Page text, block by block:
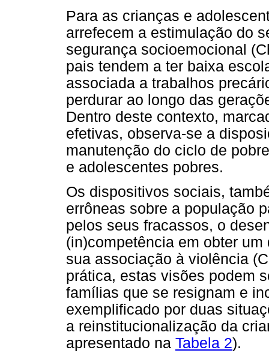
Para as crianças e
arrefecem a estimulação do
segurança socioemocional
pais tendem a ter baixa
associada a trabalhos
perdurar ao longo das
Dentro deste contexto,
efetivas, observa-se a
manutenção do ciclo de
e adolescentes pobres.
Os dispositivos sociais,
errôneas sobre a população
pelos seus fracassos, o
(in)competência em obter
sua associação à violência
prática, estas visões podem
famílias que se resignam e
exemplificado por duas
a reinstitucionalização da
apresentado na Tabela 2).